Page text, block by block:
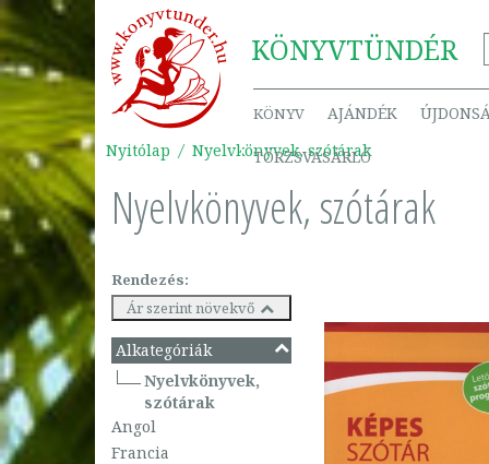
KÖNYVTÜNDÉR
KÖNYV AJÁNDÉK
TÖRZSVÁSÁRLÓ
Nyitólap Nyelvkönyvek, szótárak
Nyelvkönyvek, szótárak
Rendezés:
Ár szerint növekvő
Alkategóriák
Nyelvkönyvek,
szótárak
Angol
Francia